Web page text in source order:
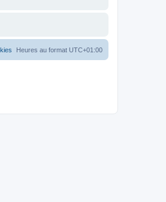
Heures au format UTC+01:00